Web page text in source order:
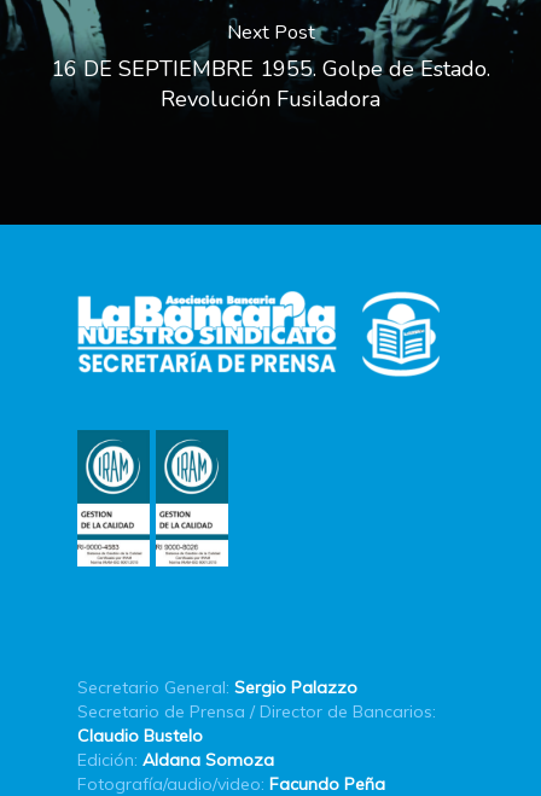
Next Post
16 DE SEPTIEMBRE 1955. Golpe de Estado.
Revolución Fusiladora
Secretario General: Sergio Palazzo
Secretario de Prensa / Director de Bancarios:
Claudio Bustelo
Edición: Aldana Somoza
Fotografía/audio/video: Facundo Peña